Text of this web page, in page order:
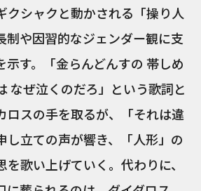
クシャクと動かされる「操り人
制や因習的なジェンダー観に支
示す。「金らんどんすの 帯しめ
ぜ泣くのだろ」という歌詞と
ロスの手を取るが、「それは違
し立ての声が響き、「人形」の
歌い上げていく。代わりに、